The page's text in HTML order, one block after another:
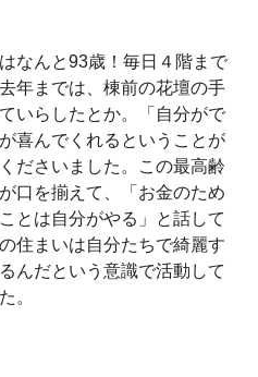
なんと93歳！毎日４階まで
年までは、棟前の花壇の手
いらしたとか。「自分がで
喜んでくれるということが
ださいました。この最高齢
口を揃えて、「お金のため
とは自分がやる」と話して
住まいは自分たちで綺麗す
んだという意識で活動して
。